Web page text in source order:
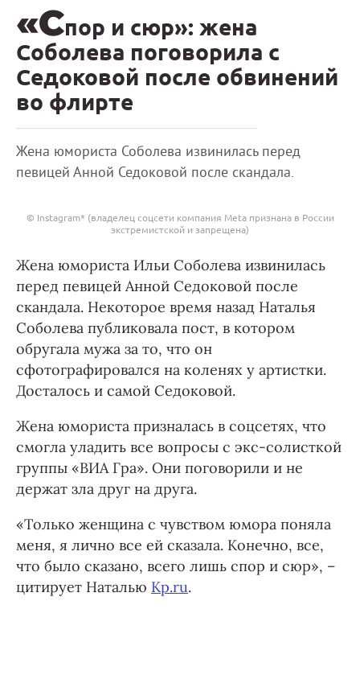
«Спор и сюр»: жена
Соболева поговорила с
Седоковой после обвинений
во флирте
Жена юмориста Соболева извинилась перед
певицей Анной Седоковой после скандала.
© Instagram* (владелец соцсети компания Meta признана в России
экстремистской и запрещена)
Жена юмориста Ильи Соболева извинилась
перед певицей Анной Седоковой после
скандала. Некоторое время назад Наталья
Соболева публиковала пост, в котором
обругала мужа за то, что он
сфотографировался на коленях у артистки.
Досталось и самой Седоковой.
Жена юмориста призналась в соцсетях, что
смогла уладить все вопросы с экс-солисткой
группы «ВИА Гра». Они поговорили и не
держат зла друг на друга.
«Только женщина с чувством юмора поняла
меня, я лично все ей сказала. Конечно, все,
что было сказано, всего лишь спор и сюр», –
цитирует Наталью Kp.ru.